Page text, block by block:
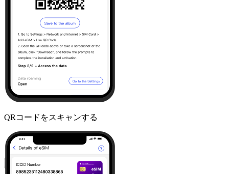
QRコードをスキャンする